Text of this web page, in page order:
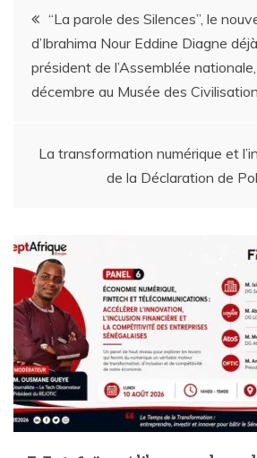
“La parole des Silences”, le
d’Ibrahima Nour Eddine Diagne
président de l’Assemblée
décembre au Musée des
La transformation numérique et
de la Déclaration de